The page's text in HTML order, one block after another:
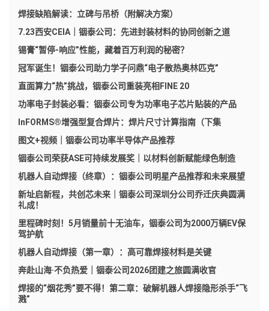
焊接缺陷解读：立碑与吊桥（附解决方案）
7.23西安CEIA｜铟泰公司：先进封装材料的协同创新之道
锡膏“暂停-响应”性能，藏着百万利润的秘密？
冠军诞生！铟泰公司助力学子问鼎“电子散热奥林匹克”
直面算力“热”挑战，铟泰公司重装亮相FINE 20
功率电子封装必看：铟泰公司专为功率电子芯片贴装的产品
InFORMS®增强型复合焊片：焊片尺寸计算指南（下集
图文+视频｜铟泰公司功率半导体产品推荐
铟泰公司荣获ASE可持续发展奖｜以材料创新赋能绿色制造
机器人自动焊接（终章）：铟泰公司明星产品推荐和未来展望
新址启新程，共创芯未来｜铟泰公司深圳分公司乔迁庆典圆满
礼成！
里程碑时刻！5月销量前十无油车，铟泰公司为2000万辆EV保
驾护航
机器人自动焊接（第一章）：高可靠焊接材料是关键
奔赴山海·不负热爱｜铟泰公司2026团建之旅圆满收官
焊接的“烟花秀”要不得！第二章：破解机器人焊接隐形杀手“飞
溅”